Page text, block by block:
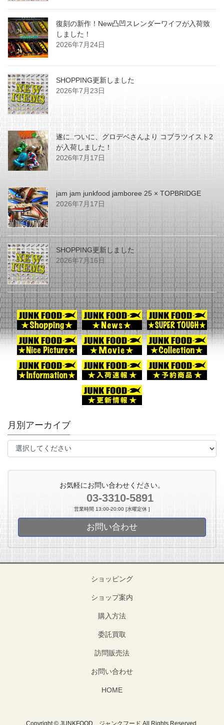
復刻の新作！New凸凹スレンダーワイフが入荷致
しました！
2026年7月24日
SHOPPING更新しました
2026年7月23日
遂に..ついに、グロデベさんより コブラツイスト2
が入荷しました！
2026年7月17日
jam jam junkfood jamboree 25 × TOPBRIDGE
2026年7月17日
SHOPPING更新しました
2026年7月16日
月別アーカイブ
お気軽にお問い合わせください。
03-3310-5891
営業時間 13:00-20:00 [水曜定休 ]
お問い合わせ
ショッピング
ショップ案内
購入方法
委託買取
訪問販売法
お問い合わせ
HOME
Copyright © JUNKFOOD ジャンクフード All Rights Reserved.